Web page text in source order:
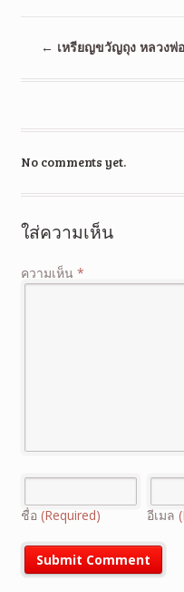
← เหรียญขวัญถุง หลวงพ่
No comments yet.
ใส่ความเห็น
ความเห็น *
ชื่อ (Required) อีเมล